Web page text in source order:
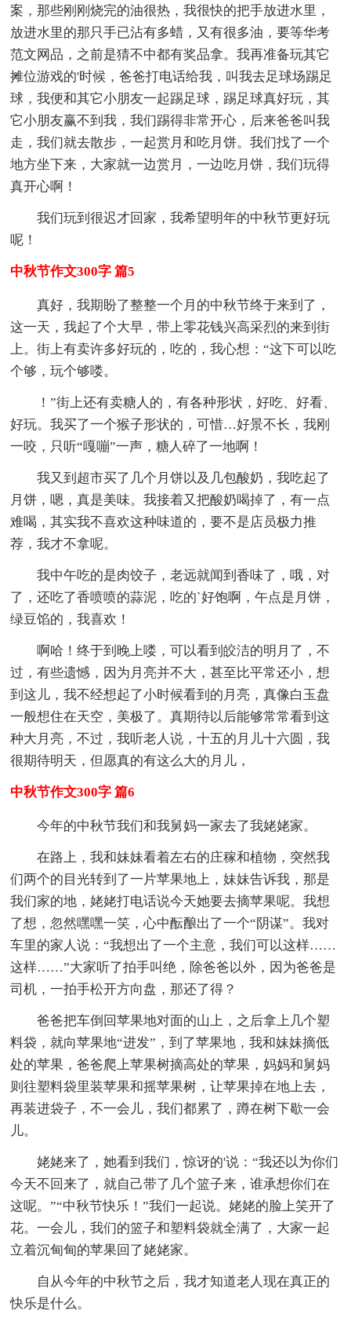
案，那些刚刚烧完的油很热，我很快的把手放进水里，
放进水里的那只手已沾有多蜡，又有很多油，要等华考
范文网品，之前是猜不中都有奖品拿。我再准备玩其它
摊位游戏的'时候，爸爸打电话给我，叫我去足球场踢足
球，我便和其它小朋友一起踢足球，踢足球真好玩，其
它小朋友赢不到我，我们踢得非常开心，后来爸爸叫我
走，我们就去散步，一起赏月和吃月饼。我们找了一个
地方坐下来，大家就一边赏月，一边吃月饼，我们玩得
真开心啊！
我们玩到很迟才回家，我希望明年的中秋节更好玩
呢！
中秋节作文300字 篇5
真好，我期盼了整整一个月的中秋节终于来到了，
这一天，我起了个大早，带上零花钱兴高采烈的来到街
上。街上有卖许多好玩的，吃的，我心想：“这下可以吃
个够，玩个够喽。
！”街上还有卖糖人的，有各种形状，好吃、好看、
好玩。我买了一个猴子形状的，可惜…好景不长，我刚
一咬，只听“嘎嘣”一声，糖人碎了一地啊！
我又到超市买了几个月饼以及几包酸奶，我吃起了
月饼，嗯，真是美味。我接着又把酸奶喝掉了，有一点
难喝，其实我不喜欢这种味道的，要不是店员极力推
荐，我才不拿呢。
我中午吃的是肉饺子，老远就闻到香味了，哦，对
了，还吃了香喷喷的蒜泥，吃的`好饱啊，午点是月饼，
绿豆馅的，我喜欢！
啊哈！终于到晚上喽，可以看到皎洁的明月了，不
过，有些遗憾，因为月亮并不大，甚至比平常还小，想
到这儿，我不经想起了小时候看到的月亮，真像白玉盘
一般想住在天空，美极了。真期待以后能够常常看到这
种大月亮，不过，我听老人说，十五的月儿十六圆，我
很期待明天，但愿真的有这么大的月儿，
中秋节作文300字 篇6
今年的中秋节我们和我舅妈一家去了我姥姥家。
在路上，我和妹妹看着左右的庄稼和植物，突然我
们两个的目光转到了一片苹果地上，妹妹告诉我，那是
我们家的地，姥姥打电话说今天她要去摘苹果呢。我想
了想，忽然嘿嘿一笑，心中酝酿出了一个“阴谋”。我对
车里的家人说：“我想出了一个主意，我们可以这样……
这样……”大家听了拍手叫绝，除爸爸以外，因为爸爸是
司机，一拍手松开方向盘，那还了得？
爸爸把车倒回苹果地对面的山上，之后拿上几个塑
料袋，就向苹果地“进发”，到了苹果地，我和妹妹摘低
处的苹果，爸爸爬上苹果树摘高处的苹果，妈妈和舅妈
则往塑料袋里装苹果和摇苹果树，让苹果掉在地上去，
再装进袋子，不一会儿，我们都累了，蹲在树下歇一会
儿。
姥姥来了，她看到我们，惊讶的'说：“我还以为你们
今天不回来了，就自己带了几个篮子来，谁承想你们在
这呢。”“中秋节快乐！”我们一起说。姥姥的脸上笑开了
花。一会儿，我们的篮子和塑料袋就全满了，大家一起
立着沉甸甸的苹果回了姥姥家。
自从今年的中秋节之后，我才知道老人现在真正的
快乐是什么。